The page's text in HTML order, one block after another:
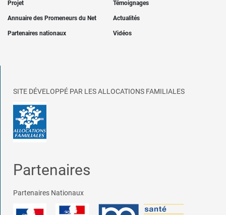
Projet Témoignages
Annuaire des Promeneurs du Net Actualités
Partenaires nationaux Vidéos
SITE DÉVELOPPÉ PAR LES ALLOCATIONS FAMILIALES
Partenaires
Partenaires Nationaux